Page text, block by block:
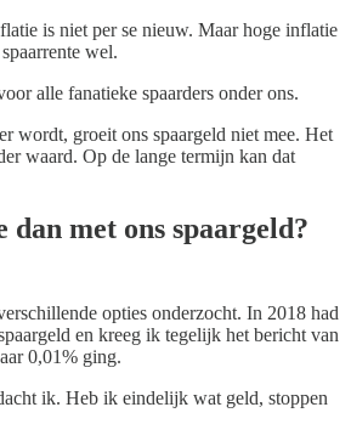
is niet per se nieuw. Maar hoge inflatie
wel.
alle fanatieke spaarders onder ons.
wordt, groeit ons spaargeld niet mee. Het
waard. Op de lange termijn kan dat
dan met ons spaargeld?
opties onderzocht. In 2018 had
en kreeg ik tegelijk het bericht van
0,01% ging.
ik. Heb ik eindelijk wat geld, stoppen